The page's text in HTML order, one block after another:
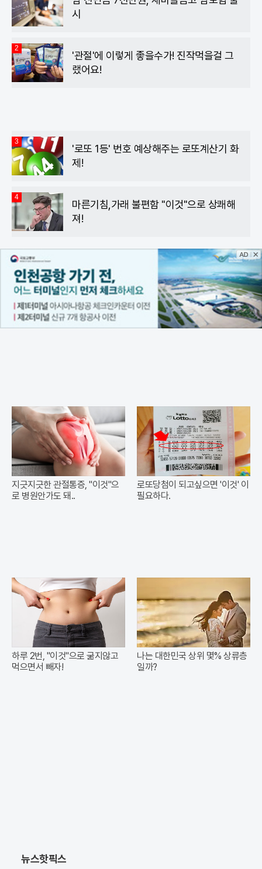
시
2
'관절'에 이렇게 좋을수가! 진작먹을걸 그
랬어요!
3
'로또 1등' 번호 예상해주는 로또계산기 화
제!
4
마른기침,가래 불편함 "이것"으로 상쾌해
져!
지긋지긋한 관절통증, "이것"으
로 병원안가도 돼..
로또당첨이 되고싶으면 '이것' 이
필요하다.
하루 2번, "이것"으로 굶지않고
먹으면서 빼자!
나는 대한민국 상위 몇% 상류층
일까?
뉴스핫픽스